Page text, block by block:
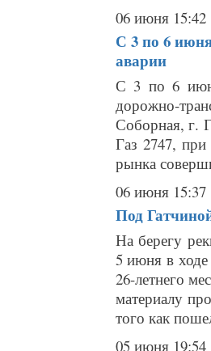
06 июня 15:42
С 3 по 6
аварии
С 3 по 6
дорожно-
Соборная, г.
Газ 2747,
рынка
06 июня 15:37
Под
На берегу
5 июня в
26-летнего
материалу
того как
05 июня 19:54